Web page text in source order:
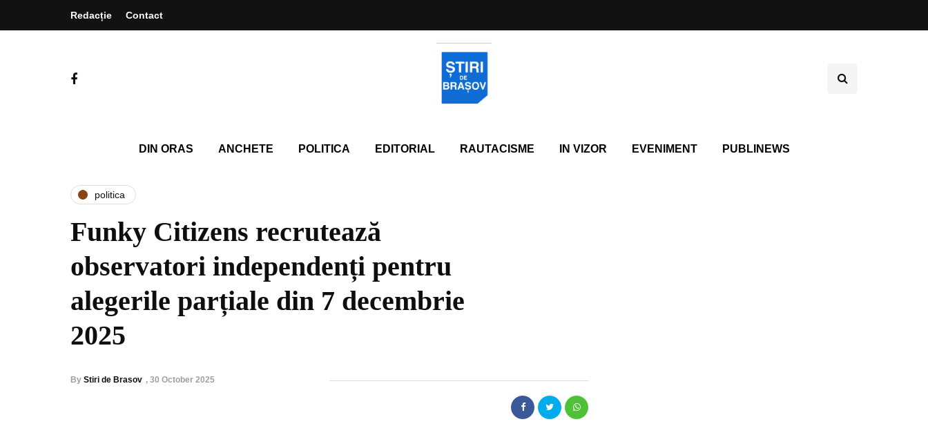
Redacție Contact
DIN ORAS ANCHETE POLITICA EDITORIAL RAUTACISME IN VIZOR EVENIMENT PUBLINEWS
politica
Funky Citizens recrutează
observatori independenți pentru
alegerile parțiale din 7 decembrie
2025
By Stiri de Brasov , 30 October 2025